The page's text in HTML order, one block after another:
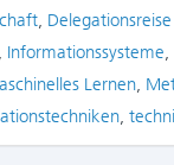
,
, Informationssysteme,
Lernen,
,